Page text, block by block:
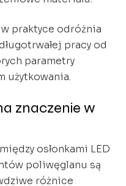
praktyce odróżnia
pracy od
parametry
użytkowania.
znaczenie w
osłonkami LED
poliwęglanu są
różnice